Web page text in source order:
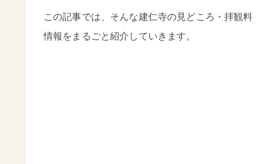
この記事では、そんな建仁寺の見どころ・拝観
情報をまるごと紹介していきます。